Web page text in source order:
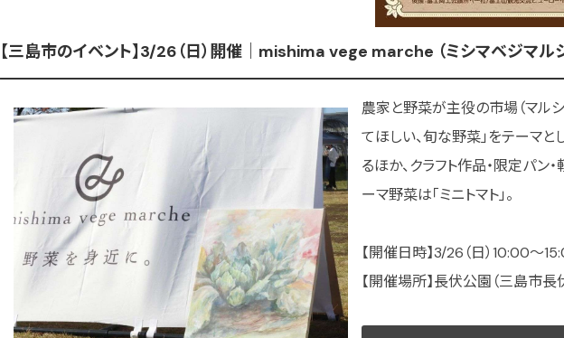
【三島市のイベント】3/26（日）開催｜mishima vege marche （ミシマベジマル
農家と野菜が主役の市場（マルシ
てほしい、旬な野菜」をテーマ
るほか、クラフト作品・限定パン
ーマ野菜は「ミニトマト」。
【開催日時】3/26（日）10:00〜
【開催場所】長伏公園（三島市